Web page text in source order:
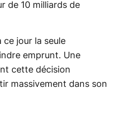
de 10 milliards de
ce jour la seule
emprunt. Une
cette décision
massivement dans son